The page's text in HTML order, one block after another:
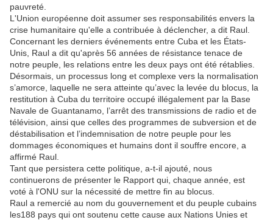
pauvreté.
L'Union européenne doit assumer ses responsabilités envers la
crise humanitaire qu'elle a contribuée à déclencher, a dit Raul.
Concernant les derniers événements entre Cuba et les États-
Unis, Raul a dit qu'après 56 années de résistance tenace de
notre peuple, les relations entre les deux pays ont été rétablies.
Désormais, un processus long et complexe vers la normalisation
s’amorce, laquelle ne sera atteinte qu’avec la levée du blocus, la
restitution à Cuba du territoire occupé illégalement par la Base
Navale de Guantanamo, l’arrêt des transmissions de radio et de
télévision, ainsi que celles des programmes de subversion et de
déstabilisation et l’indemnisation de notre peuple pour les
dommages économiques et humains dont il souffre encore, a
affirmé Raul.
Tant que persistera cette politique, a-t-il ajouté, nous
continuerons de présenter le Rapport qui, chaque année, est
voté à l'ONU sur la nécessité de mettre fin au blocus.
Raul a remercié au nom du gouvernement et du peuple cubains
les188 pays qui ont soutenu cette cause aux Nations Unies et